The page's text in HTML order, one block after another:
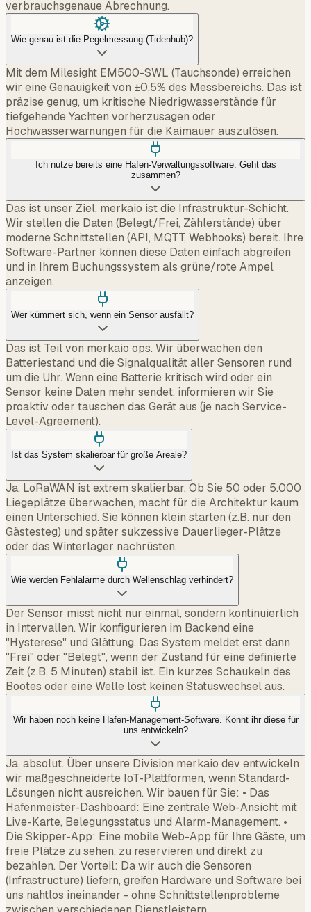
Wie genau ist die Pegelmessung (Tidenhub)?
Mit dem Milesight EM500-SWL (Tauchsonde) erreichen
wir eine Genauigkeit von ±0,5% des Messbereichs. Das ist
präzise genug, um kritische Niedrigwasserstände für
tiefgehende Yachten vorherzusagen oder
Hochwasserwarnungen für die Kaimauer auszulösen.
Ich nutze bereits eine Hafen-Verwaltungssoftware. Geht das
zusammen?
Das ist unser Ziel. merkaio ist die Infrastruktur-Schicht.
Wir stellen die Daten (Belegt/Frei, Zählerstände) über
moderne Schnittstellen (API, MQTT, Webhooks) bereit. Ihre
Software-Partner können diese Daten einfach abgreifen
und in Ihrem Buchungssystem als grüne/rote Ampel
anzeigen.
Wer kümmert sich, wenn ein Sensor ausfällt?
Das ist Teil von merkaio ops. Wir überwachen den
Batteriestand und die Signalqualität aller Sensoren rund
um die Uhr. Wenn eine Batterie kritisch wird oder ein
Sensor keine Daten mehr sendet, informieren wir Sie
proaktiv oder tauschen das Gerät aus (je nach Service-
Level-Agreement).
Ist das System skalierbar für große Areale?
Ja. LoRaWAN ist extrem skalierbar. Ob Sie 50 oder 5.000
Liegeplätze überwachen, macht für die Architektur kaum
einen Unterschied. Sie können klein starten (z.B. nur den
Gästesteg) und später sukzessive Dauerlieger-Plätze
oder das Winterlager nachrüsten.
Wie werden Fehlalarme durch Wellenschlag verhindert?
Der Sensor misst nicht nur einmal, sondern kontinuierlich
in Intervallen. Wir konfigurieren im Backend eine
"Hysterese" und Glättung. Das System meldet erst dann
"Frei" oder "Belegt", wenn der Zustand für eine definierte
Zeit (z.B. 5 Minuten) stabil ist. Ein kurzes Schaukeln des
Bootes oder eine Welle löst keinen Statuswechsel aus.
Wir haben noch keine Hafen-Management-Software. Könnt ihr diese für
uns entwickeln?
Ja, absolut. Über unsere Division merkaio dev entwickeln
wir maßgeschneiderte IoT-Plattformen, wenn Standard-
Lösungen nicht ausreichen. Wir bauen für Sie: • Das
Hafenmeister-Dashboard: Eine zentrale Web-Ansicht mit
Live-Karte, Belegungsstatus und Alarm-Management. •
Die Skipper-App: Eine mobile Web-App für Ihre Gäste, um
freie Plätze zu sehen, zu reservieren und direkt zu
bezahlen. Der Vorteil: Da wir auch die Sensoren
(Infrastructure) liefern, greifen Hardware und Software bei
uns nahtlos ineinander - ohne Schnittstellenprobleme
zwischen verschiedenen Dienstleistern.